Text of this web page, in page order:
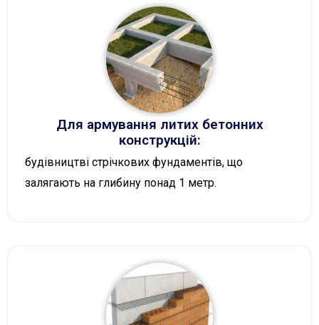
Для армування литих бетонних
конструкцій:
будівництві стрічкових фундаментів, що
залягають на глибину понад 1 метр.